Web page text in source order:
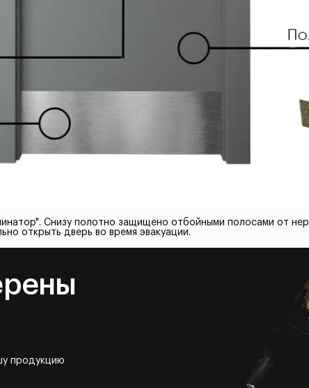
Снизу полотно защищено отбойными полосами от
открыть дверь во время эвакуации.
продукцию